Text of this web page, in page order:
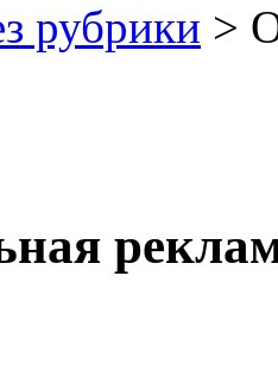
рубрики >